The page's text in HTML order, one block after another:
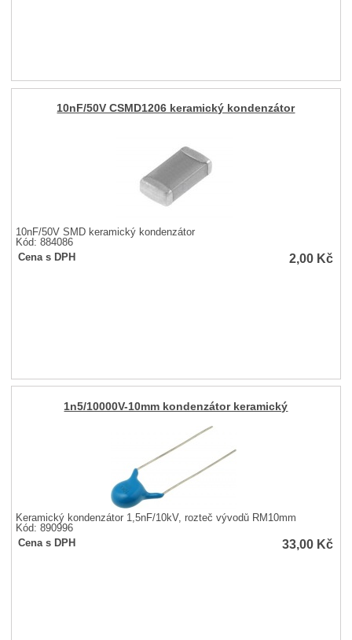
10nF/50V CSMD1206 keramický kondenzátor
10nF/50V SMD keramický kondenzátor
Kód: 884086
Cena s DPH
2,00 Kč
1n5/10000V-10mm kondenzátor keramický
Keramický kondenzátor 1,5nF/10kV, rozteč vývodů RM10mm
Kód: 890996
Cena s DPH
33,00 Kč